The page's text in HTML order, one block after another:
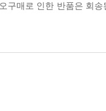
구매로 인한 반품은 회